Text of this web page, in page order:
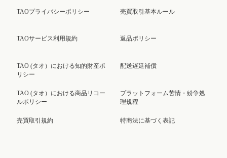
TAOプライバシーポリシー
TAOサービス利用規約
TAO (タオ）における知的財産ポ
リシー
TAO (タオ）における商品リコー
ルポリシー
売買取引規約
売買取引基本ルール
返品ポリシー
配送遅延補償
プラットフォーム苦情・紛争処
理規程
特商法に基づく表記